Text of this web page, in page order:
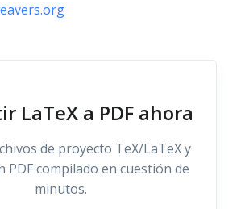
LaTeX a PDF ahora
de proyecto TeX/LaTeX y
PDF compilado en cuestión de
minutos.